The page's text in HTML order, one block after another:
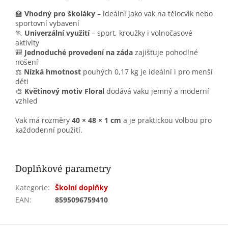
🏫 Vhodný pro školáky – ideální jako vak na tělocvik nebo
sportovní vybavení
🏃 Univerzální využití– sport, kroužky i volnočasové
aktivity
🎒 Jednoduché provedení na záda zajišťuje pohodlné
nošení
⚖️ Nízká hmotnost pouhých 0,17 kg je ideální i pro menší
děti
🎨 Květinový motiv Floral dodává vaku jemný a moderní
vzhled
Vak má rozměry 40 × 48 × 1 cm a je praktickou volbou pro
každodenní použití.
Doplňkové parametry
Kategorie: Školní doplňky
EAN: 8595096759410
Z